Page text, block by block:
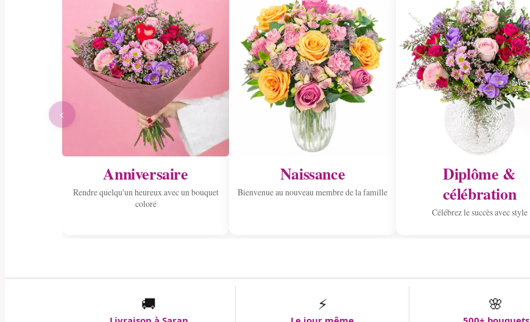
Anniversaire
Rendre quelqu'un heureux avec un bouquet
coloré
Naissance
Bienvenue au nouveau membre de la famille
Diplôme &
célébration
Célébrez le succès avec style
‹
🚚 ⚡ 🌸